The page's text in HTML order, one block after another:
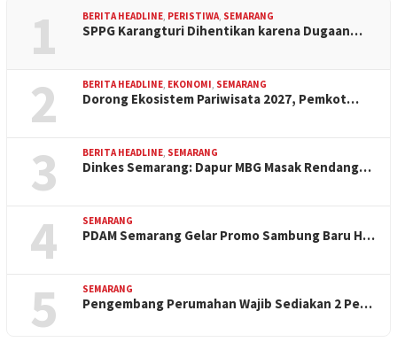
1 BERITA HEADLINE PERISTIWA SEMARANG
SPPG Karangturi Dihentikan karena Dugaan…
2 BERITA HEADLINE EKONOMI SEMARANG
Dorong Ekosistem Pariwisata 2027, Pemkot…
3 BERITA HEADLINE SEMARANG
Dinkes Semarang: Dapur MBG Masak Rendang…
4 SEMARANG
PDAM Semarang Gelar Promo Sambung Baru H…
5 SEMARANG
Pengembang Perumahan Wajib Sediakan 2 Pe…